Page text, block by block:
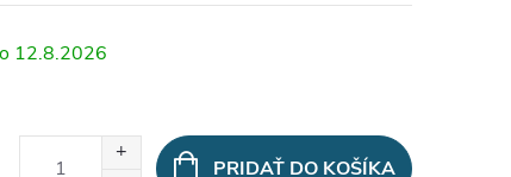
12.8.2026
PRIDAŤ DO KOŠÍKA